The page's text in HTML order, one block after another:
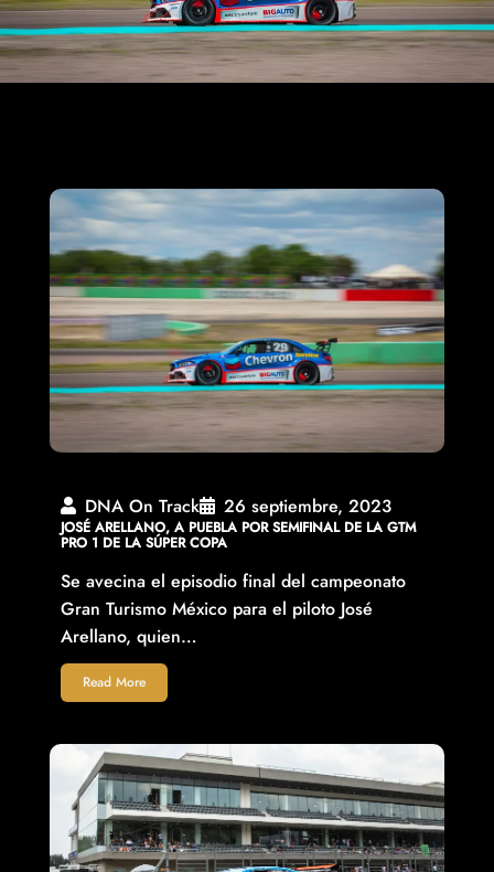
DNA On Track 26 septiembre, 2023
JOSÉ ARELLANO, A PUEBLA POR SEMIFINAL DE LA GTM
PRO 1 DE LA SÚPER COPA
Se avecina el episodio final del campeonato
Gran Turismo México para el piloto José
Arellano, quien…
Read More